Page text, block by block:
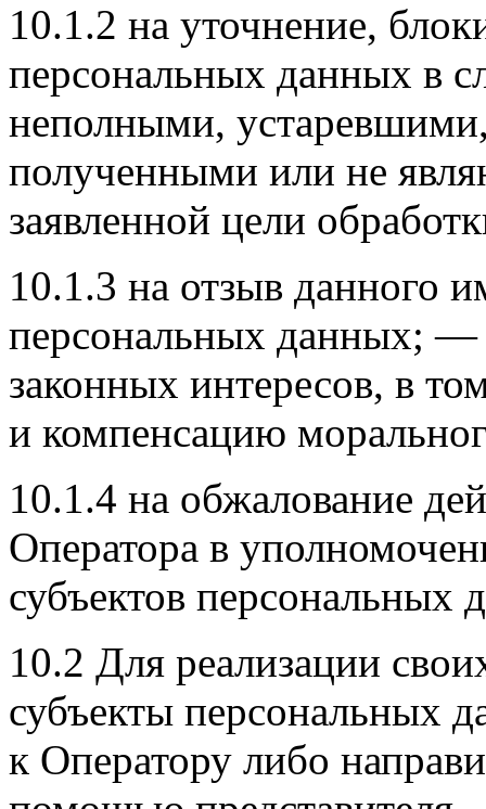
10.1.2 на уточнение,
персональных данных в
неполными,
полученными или не
заявленной цели
10.1.3 на отзыв данного
персональных данных; —
законных интересов, в
и компенсацию
10.1.4 на обжалование
Оператора в
субъектов персональных
10.2 Для реализации
субъекты персональных
к Оператору либо